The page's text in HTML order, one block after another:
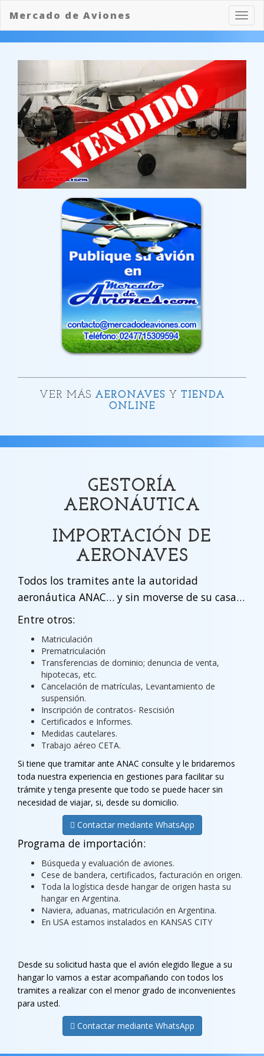
Mercado de Aviones
VER MÁS AERONAVES Y TIENDA
ONLINE
GESTORÍA
AERONÁUTICA
IMPORTACIÓN DE
AERONAVES
Todos los tramites ante la autoridad
aeronáutica ANAC… y sin moverse de su casa…
Entre otros:
Matriculación
Prematriculación
Transferencias de dominio; denuncia de venta,
hipotecas, etc.
Cancelación de matrículas, Levantamiento de
suspensión.
Inscripción de contratos- Rescisión
Certificados e Informes.
Medidas cautelares.
Trabajo aéreo CETA.
Si tiene que tramitar ante ANAC consulte y le bridaremos
toda nuestra experiencia en gestiones para facilitar su
trámite y tenga presente que todo se puede hacer sin
necesidad de viajar, si, desde su domicilio.
Contactar mediante WhatsApp
Programa de importación:
Búsqueda y evaluación de aviones.
Cese de bandera, certificados, facturación en origen.
Toda la logística desde hangar de origen hasta su
hangar en Argentina.
Naviera, aduanas, matriculación en Argentina.
En USA estamos instalados en KANSAS CITY
Desde su solicitud hasta que el avión elegido llegue a su
hangar lo vamos a estar acompañando con todos los
tramites a realizar con el menor grado de inconvenientes
para usted.
Contactar mediante WhatsApp